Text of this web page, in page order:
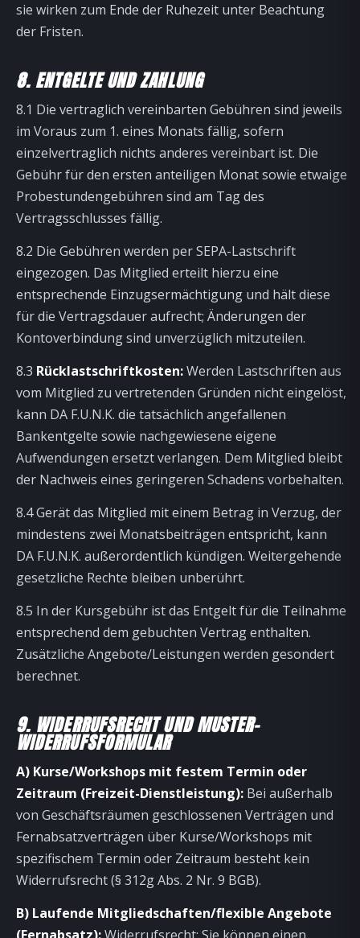
sie wirken zum Ende der Ruhezeit unter Beachtung
der Fristen.
8. ENTGELTE UND ZAHLUNG
8.1 Die vertraglich vereinbarten Gebühren sind jeweils
im Voraus zum 1. eines Monats fällig, sofern
einzelvertraglich nichts anderes vereinbart ist. Die
Gebühr für den ersten anteiligen Monat sowie etwaige
Probestundengebühren sind am Tag des
Vertragsschlusses fällig.
8.2 Die Gebühren werden per SEPA-Lastschrift
eingezogen. Das Mitglied erteilt hierzu eine
entsprechende Einzugsermächtigung und hält diese
für die Vertragsdauer aufrecht; Änderungen der
Kontoverbindung sind unverzüglich mitzuteilen.
8.3 Rücklastschriftkosten:Werden Lastschriften aus
vom Mitglied zu vertretenden Gründen nicht eingelöst,
kann DA F.U.N.K. die tatsächlich angefallenen
Bankentgelte sowie nachgewiesene eigene
Aufwendungen ersetzt verlangen. Dem Mitglied bleibt
der Nachweis eines geringeren Schadens vorbehalten.
8.4 Gerät das Mitglied mit einem Betrag in Verzug, der
mindestens zwei Monatsbeiträgen entspricht, kann
DA F.U.N.K. außerordentlich kündigen. Weitergehende
gesetzliche Rechte bleiben unberührt.
8.5 In der Kursgebühr ist das Entgelt für die Teilnahme
entsprechend dem gebuchten Vertrag enthalten.
Zusätzliche Angebote/Leistungen werden gesondert
berechnet.
9. WIDERRUFSRECHT UND MUSTER-
WIDERRUFSFORMULAR
A) Kurse/Workshops mit festem Termin oder
Zeitraum (Freizeit-Dienstleistung): Bei außerhalb
von Geschäftsräumen geschlossenen Verträgen und
Fernabsatzverträgen über Kurse/Workshops mit
spezifischem Termin oder Zeitraum besteht kein
Widerrufsrecht (§ 312g Abs. 2 Nr. 9 BGB).
B) Laufende Mitgliedschaften/flexible Angebote